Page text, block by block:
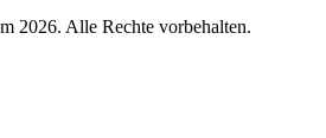
2026. Alle Rechte vorbehalten.